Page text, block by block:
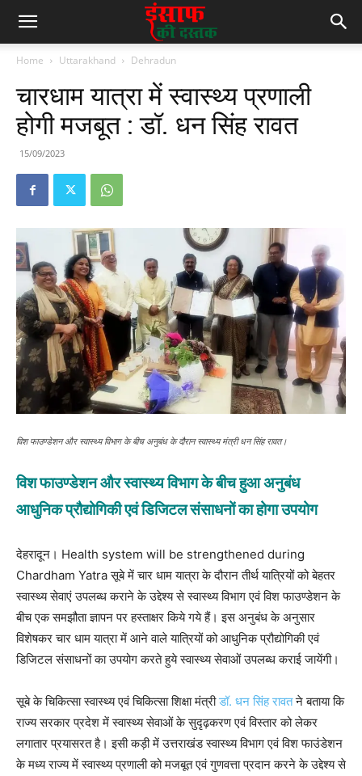
Home Uttarakhand Dehradun
चारधाम यात्रा में स्वास्थ्य प्रणाली
होगी मजबूत : डॉ. धन सिंह रावत
15/09/2023
विश फाउण्डेशन और स्वास्थ्य विभाग के बीच अनुबंध के दौरान स्वास्थ्य मंत्री धन सिंह रावत।
विश फाउण्डेशन और स्वास्थ्य विभाग के बीच हुआ अनुबंध
आधुनिक प्रौद्योगिकी एवं डिजिटल संसाधनों का होगा उपयोग
देहरादून। Health system will be strengthened during
Chardham Yatra सूबे में चार धाम यात्रा के दौरान तीर्थ यात्रियों को बेहतर
स्वास्थ्य सेवाएं उपलब्ध कराने के उद्देश्य से स्वास्थ्य विभाग एवं विश फाउण्डेशन के
बीच एक समझौता ज्ञापन पर हस्ताक्षर किये गये हैं। इस अनुबंध के अनुसार
विशेषकर चार धाम यात्रा में आने वाले यात्रियों को आधुनिक प्रौद्योगिकी एवं
डिजिटल संसाधनों का उपयोग करते हुये स्वास्थ्य सेवाओं उपलब्ध कराई जायेंगी।
सूबे के चिकित्सा स्वास्थ्य एवं चिकित्सा शिक्षा मंत्रीडॉ. धन सिंह रावतने बताया कि
राज्य सरकार प्रदेश में स्वास्थ्य सेवाओं के सुदृढ़करण एवं विस्तार को लेकर
लगातार प्रयासरत है। इसी कड़ी में उत्तराखंड स्वास्थ्य विभाग एवं विश फाउंडेशन
के मध्य राज्य में स्वास्थ्य प्रणाली को मजबूत एवं गुणवत्ता प्रदान करने के उद्देश्य से